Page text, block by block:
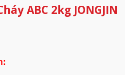
ABC 2kg JONGJIN